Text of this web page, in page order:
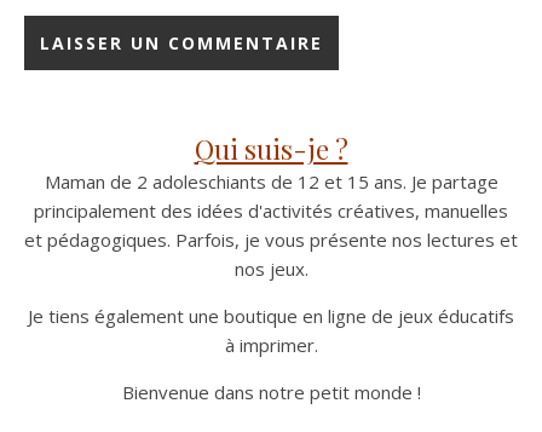
Qui suis-je ?
Maman de 2 adoleschiants de 12 et 15 ans. Je partage
principalement des idées d'activités créatives, manuelles
et pédagogiques. Parfois, je vous présente nos lectures et
nos jeux.
Je tiens également une boutique en ligne de jeux éducatifs
à imprimer.
Bienvenue dans notre petit monde !